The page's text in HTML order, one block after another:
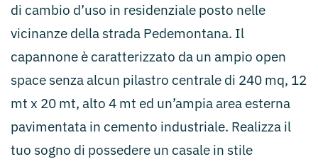
di cambio d’uso in residenziale posto nelle
vicinanze della strada Pedemontana. Il
capannone è caratterizzato da un ampio open
space senza alcun pilastro centrale di 240 mq, 12
mt x 20 mt, alto 4 mt ed un’ampia area esterna
pavimentata in cemento industriale. Realizza il
tuo sogno di possedere un casale in stile